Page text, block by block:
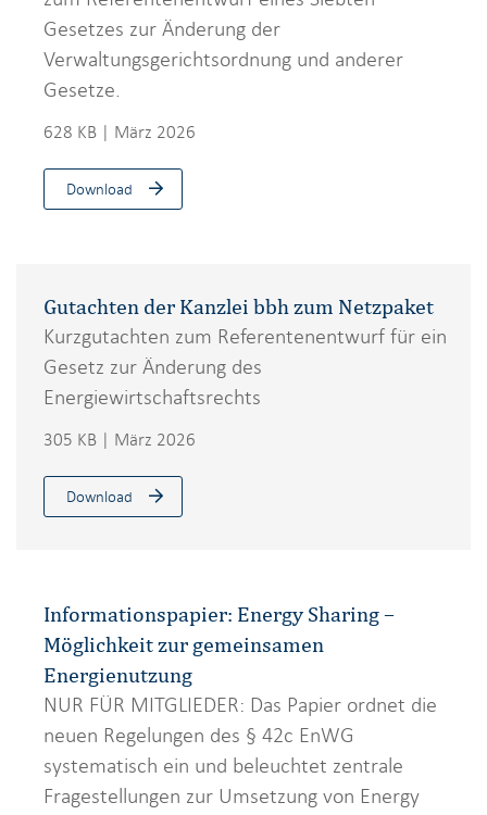
Gesetzes zur Änderung der
Verwaltungsgerichtsordnung und anderer
Gesetze.
628 KB | März 2026
Download
Gutachten der Kanzlei bbh zum Netzpaket
Kurzgutachten zum Referentenentwurf für ein
Gesetz zur Änderung des
Energiewirtschaftsrechts
305 KB | März 2026
Download
Informationspapier: Energy Sharing –
Möglichkeit zur gemeinsamen
Energienutzung
NUR FÜR MITGLIEDER: Das Papier ordnet die
neuen Regelungen des § 42c EnWG
systematisch ein und beleuchtet zentrale
Fragestellungen zur Umsetzung von Energy